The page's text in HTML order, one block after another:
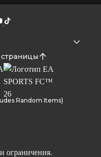
Random Items)
ограничения.